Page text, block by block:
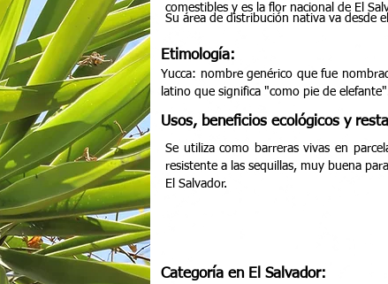
comestibles y es la flor nacional de El
Su área de distribución nativa va desde
Etimología:
Yucca: nombre genérico que fue
latino que significa "como pie de
Usos, beneficios ecológicos y
Se utiliza como barreras vivas en
resistente a las sequillas, muy buena
El Salvador.
Categoría en El Salvador: